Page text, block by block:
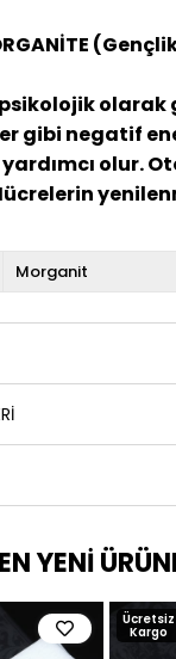
olarak
gibi negatif
olur.
Morganit
EN YENİ
Ücretsiz
Kargo